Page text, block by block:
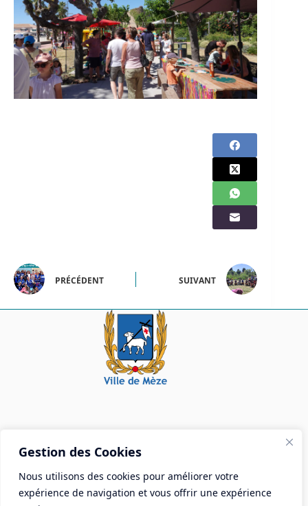
Gestion des Cookies
Nous utilisons des cookies pour améliorer votre
expérience de navigation et vous offrir une expérience
PRÉCÉDENT SUIVANT
Mairie de Mèze
Place Aristide Briand - BP 28 34140 Mèze
Tél :04 67 18 30 30